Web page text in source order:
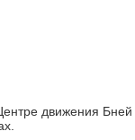
движения Бней